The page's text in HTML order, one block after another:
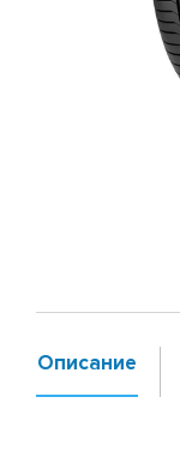
Описание